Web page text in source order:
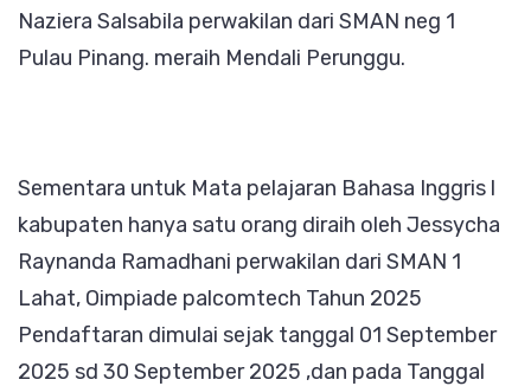
Naziera Salsabila perwakilan dari SMAN neg 1
Pulau Pinang. meraih Mendali Perunggu.
Sementara untuk Mata pelajaran Bahasa Inggris l
kabupaten hanya satu orang diraih oleh Jessycha
Raynanda Ramadhani perwakilan dari SMAN 1
Lahat, Oimpiade palcomtech Tahun 2025
Pendaftaran dimulai sejak tanggal 01 September
2025 sd 30 September 2025 ,dan pada Tanggal